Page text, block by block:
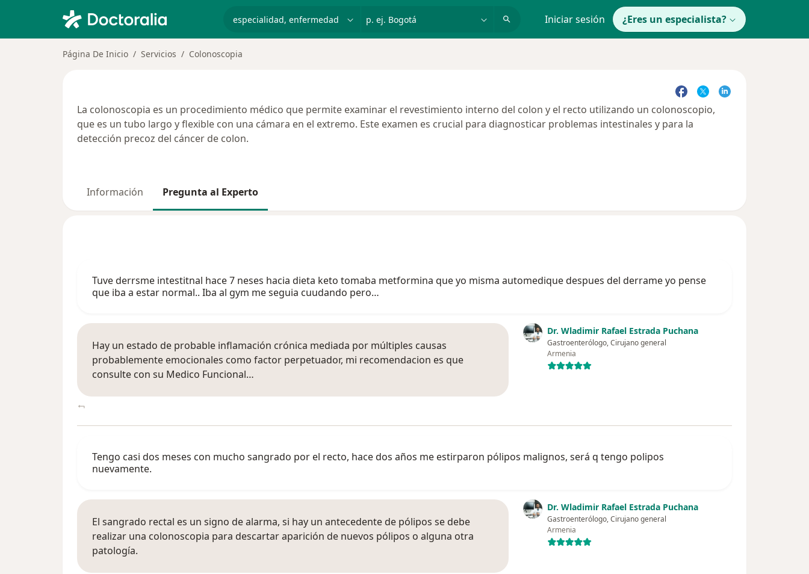
p. ej. Bogotá Iniciar sesión ¿Eres un especialista?
Página De Inicio Servicios Colonoscopia
La colonoscopia es un procedimiento médico que permite examinar el revestimiento interno del colon y el recto utilizando un colonoscopio,
que es un tubo largo y flexible con una cámara en el extremo. Este examen es crucial para diagnosticar problemas intestinales y para la
detección precoz del cáncer de colon.
Información Pregunta al Experto
Tuve derrsme intestitnal hace 7 neses hacia dieta keto tomaba metformina que yo misma automedique despues del derrame yo pense
que iba a estar normal.. Iba al gym me seguia cuudando pero…
Dr. Wladimir Rafael Estrada Puchana
Gastroenterólogo, Cirujano general
Armenia
Hay un estado de probable inflamación crónica mediada por múltiples causas
probablemente emocionales como factor perpetuador, mi recomendacion es que
consulte con su Medico Funcional…
Tengo casi dos meses con mucho sangrado por el recto, hace dos años me estirparon pólipos malignos, será q tengo polipos
nuevamente.
Dr. Wladimir Rafael Estrada Puchana
Gastroenterólogo, Cirujano general
Armenia
El sangrado rectal es un signo de alarma, si hay un antecedente de pólipos se debe
realizar una colonoscopia para descartar aparición de nuevos pólipos o alguna otra
patología.